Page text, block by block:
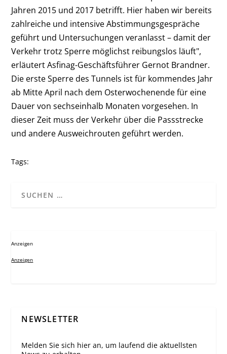
Jahren 2015 und 2017 betrifft. Hier haben wir bereits
zahlreiche und intensive Abstimmungsgespräche
geführt und Untersuchungen veranlasst – damit der
Verkehr trotz Sperre möglichst reibungslos läuft",
erläutert Asfinag-Geschäftsführer Gernot Brandner.
Die erste Sperre des Tunnels ist für kommendes Jahr
ab Mitte April nach dem Osterwochenende für eine
Dauer von sechseinhalb Monaten vorgesehen. In
dieser Zeit muss der Verkehr über die Passstrecke
und andere Ausweichrouten geführt werden.
Tags:
Anzeigen
Anzeigen
NEWSLETTER
Melden Sie sich hier an, um laufend die aktuellsten